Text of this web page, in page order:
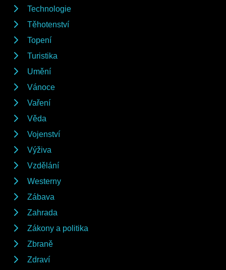
Technologie
Těhotenství
Topení
Turistika
Umění
Vánoce
Vaření
Věda
Vojenství
Výživa
Vzdělání
Westerny
Zábava
Zahrada
Zákony a politika
Zbraně
Zdraví